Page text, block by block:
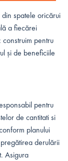
din spatele oricărui
a fiecărei
pentru
și de beneficiile
pentru
de cantitati si
planului
derulării
Asigura